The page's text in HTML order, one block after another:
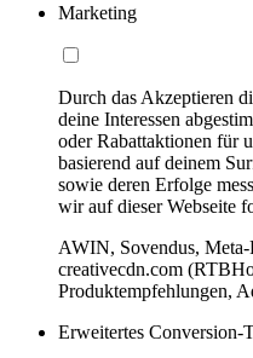
Marketing
Durch das Akzeptieren
deine Interessen
oder Rabattaktionen für
basierend auf deinem
sowie deren Erfolge
wir auf dieser Webseite
AWIN, Sovendus,
creativecdn.com
Produktempfehlungen,
Erweitertes Conversion-